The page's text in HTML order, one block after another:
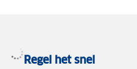
Regel het snel